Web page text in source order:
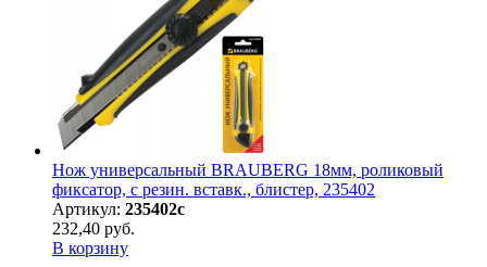
Нож универсальный BRAUBERG 18мм, роликовый
фиксатор, с резин. вставк., блистер, 235402
Артикул: 235402с
232,40 руб.
В корзину